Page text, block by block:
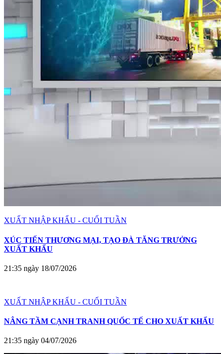
XUẤT NHẬP KHẨU - CUỐI TUẦN
XÚC TIẾN THƯƠNG MẠI, TẠO ĐÀ TĂNG TRƯỞNG
XUẤT KHẨU
21:35 ngày 18/07/2026
XUẤT NHẬP KHẨU - CUỐI TUẦN
NÂNG TẦM CẠNH TRANH QUỐC TẾ CHO XUẤT KHẨU
21:35 ngày 04/07/2026